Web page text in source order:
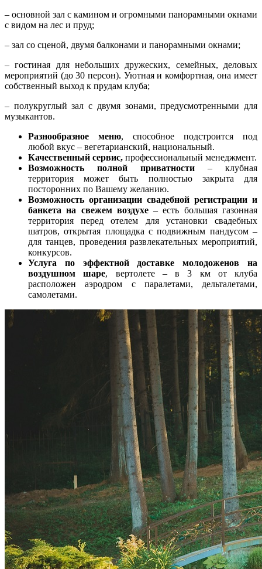
– основной зал с камином и огромными панорамными окнами
с видом на лес и пруд;
– зал со сценой, двумя балконами и панорамными окнами;
– гостиная для небольших дружеских, семейных, деловых
мероприятий (до 30 персон). Уютная и комфортная, она имеет
собственный выход к прудам клуба;
– полукруглый зал с двумя зонами, предусмотренными для
музыкантов.
Разнообразное меню, способное подстроится под
любой вкус – вегетарианский, национальный.
Качественный сервис, профессиональный менеджмент.
Возможность полной приватности – клубная
территория может быть полностью закрыта для
посторонних по Вашему желанию.
Возможность организации свадебной регистрации и
банкета на свежем воздухе– есть большая газонная
территория перед отелем для установки свадебных
шатров, открытая площадка с подвижным пандусом –
для танцев, проведения развлекательных мероприятий,
конкурсов.
Услуга по эффектной доставке молодоженов на
воздушном шаре, вертолете – в 3 км от клуба
расположен аэродром с паралетами, дельталетами,
самолетами.